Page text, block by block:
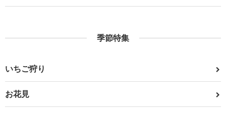
季節特集
いちご狩り
お花見